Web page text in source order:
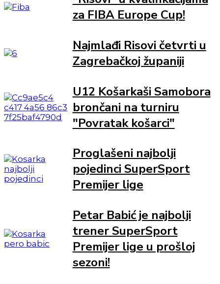
za FIBA Europe Cup!
Najmlađi Risovi četvrti u
Zagrebačkoj županiji
U12 Košarkaši Samobora
brončani na turniru
"Povratak košarci"
Proglašeni najbolji
pojedinci SuperSport
Premijer lige
Petar Babić je najbolji
trener SuperSport
Premijer lige u prošloj
sezoni!